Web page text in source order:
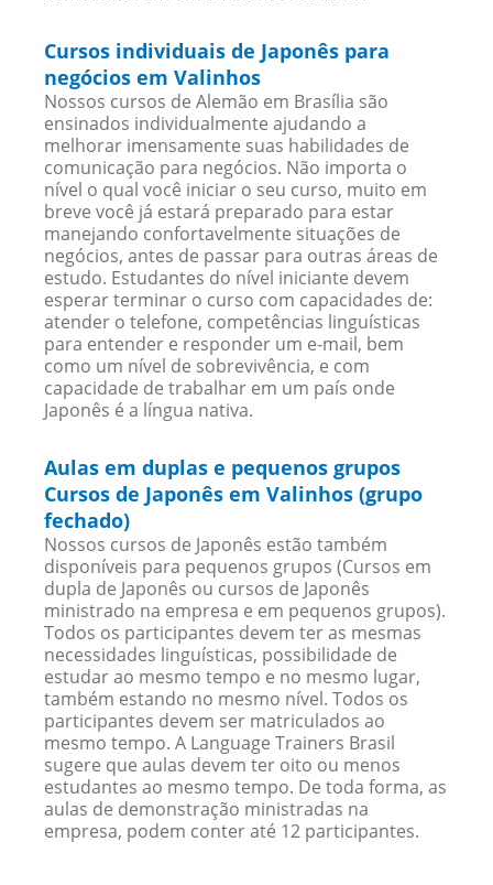
Cursos individuais de Japonês para
negócios em Valinhos
Nossos cursos de Alemão em Brasília são
ensinados individualmente ajudando a
melhorar imensamente suas habilidades de
comunicação para negócios. Não importa o
nível o qual você iniciar o seu curso, muito em
breve você já estará preparado para estar
manejando confortavelmente situações de
negócios, antes de passar para outras áreas de
estudo. Estudantes do nível iniciante devem
esperar terminar o curso com capacidades de:
atender o telefone, competências linguísticas
para entender e responder um e-mail, bem
como um nível de sobrevivência, e com
capacidade de trabalhar em um país onde
Japonês é a língua nativa.
Aulas em duplas e pequenos grupos
Cursos de Japonês em Valinhos (grupo
fechado)
Nossos cursos de Japonês estão também
disponíveis para pequenos grupos (Cursos em
dupla de Japonês ou cursos de Japonês
ministrado na empresa e em pequenos grupos).
Todos os participantes devem ter as mesmas
necessidades linguísticas, possibilidade de
estudar ao mesmo tempo e no mesmo lugar,
também estando no mesmo nível. Todos os
participantes devem ser matriculados ao
mesmo tempo. A Language Trainers Brasil
sugere que aulas devem ter oito ou menos
estudantes ao mesmo tempo. De toda forma, as
aulas de demonstração ministradas na
empresa, podem conter até 12 participantes.